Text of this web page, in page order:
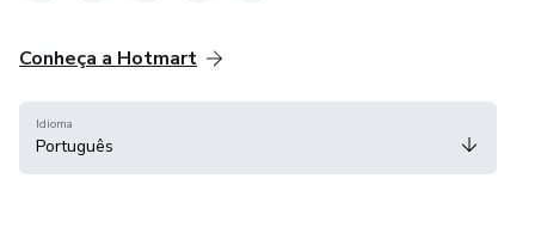
Conheça a Hotmart
Idioma
Português